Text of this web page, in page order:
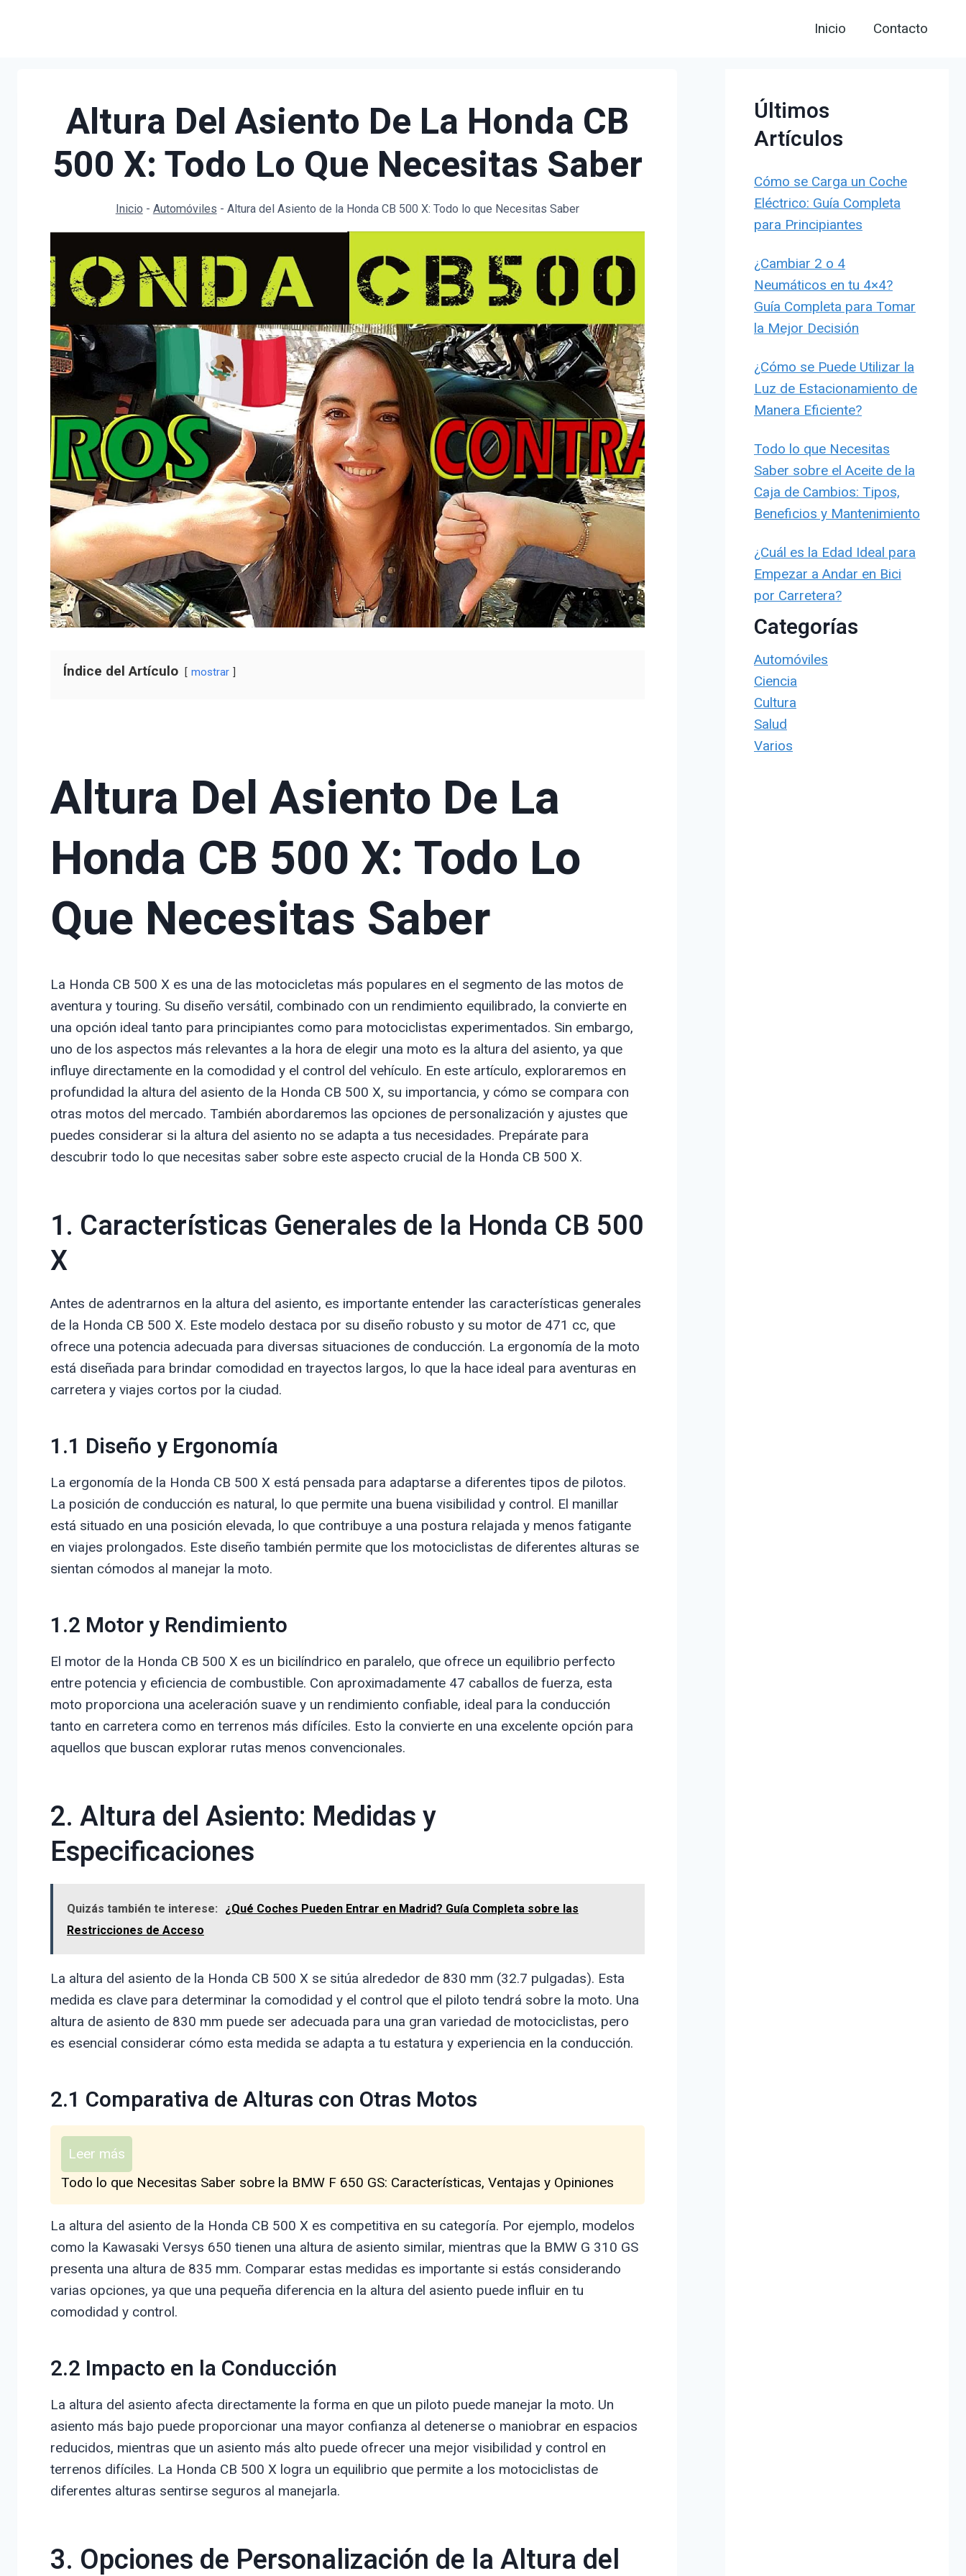
Inicio Contacto
Altura Del Asiento De La Honda CB
500 X: Todo Lo Que Necesitas Saber
Inicio - Automóviles - Altura del Asiento de la Honda CB 500 X: Todo lo que Necesitas Saber
Índice del Artículo mostrar
Altura Del Asiento De La
Honda CB 500 X: Todo Lo
Que Necesitas Saber
La Honda CB 500 X es una de las motocicletas más populares en el segmento de las motos de
aventura y touring. Su diseño versátil, combinado con un rendimiento equilibrado, la convierte en
una opción ideal tanto para principiantes como para motociclistas experimentados. Sin embargo,
uno de los aspectos más relevantes a la hora de elegir una moto es la altura del asiento, ya que
influye directamente en la comodidad y el control del vehículo. En este artículo, exploraremos en
profundidad la altura del asiento de la Honda CB 500 X, su importancia, y cómo se compara con
otras motos del mercado. También abordaremos las opciones de personalización y ajustes que
puedes considerar si la altura del asiento no se adapta a tus necesidades. Prepárate para
descubrir todo lo que necesitas saber sobre este aspecto crucial de la Honda CB 500 X.
1. Características Generales de la Honda CB 500
X
Antes de adentrarnos en la altura del asiento, es importante entender las características generales
de la Honda CB 500 X. Este modelo destaca por su diseño robusto y su motor de 471 cc, que
ofrece una potencia adecuada para diversas situaciones de conducción. La ergonomía de la moto
está diseñada para brindar comodidad en trayectos largos, lo que la hace ideal para aventuras en
carretera y viajes cortos por la ciudad.
1.1 Diseño y Ergonomía
La ergonomía de la Honda CB 500 X está pensada para adaptarse a diferentes tipos de pilotos.
La posición de conducción es natural, lo que permite una buena visibilidad y control. El manillar
está situado en una posición elevada, lo que contribuye a una postura relajada y menos fatigante
en viajes prolongados. Este diseño también permite que los motociclistas de diferentes alturas se
sientan cómodos al manejar la moto.
1.2 Motor y Rendimiento
El motor de la Honda CB 500 X es un bicilíndrico en paralelo, que ofrece un equilibrio perfecto
entre potencia y eficiencia de combustible. Con aproximadamente 47 caballos de fuerza, esta
moto proporciona una aceleración suave y un rendimiento confiable, ideal para la conducción
tanto en carretera como en terrenos más difíciles. Esto la convierte en una excelente opción para
aquellos que buscan explorar rutas menos convencionales.
2. Altura del Asiento: Medidas y
Especificaciones
Quizás también te interese:
¿Qué Coches Pueden Entrar en Madrid? Guía Completa sobre las
Restricciones de Acceso
La altura del asiento de la Honda CB 500 X se sitúa alrededor de 830 mm (32.7 pulgadas). Esta
medida es clave para determinar la comodidad y el control que el piloto tendrá sobre la moto. Una
altura de asiento de 830 mm puede ser adecuada para una gran variedad de motociclistas, pero
es esencial considerar cómo esta medida se adapta a tu estatura y experiencia en la conducción.
2.1 Comparativa de Alturas con Otras Motos
Leer más
Todo lo que Necesitas Saber sobre la BMW F 650 GS: Características, Ventajas y Opiniones
La altura del asiento de la Honda CB 500 X es competitiva en su categoría. Por ejemplo, modelos
como la Kawasaki Versys 650 tienen una altura de asiento similar, mientras que la BMW G 310 GS
presenta una altura de 835 mm. Comparar estas medidas es importante si estás considerando
varias opciones, ya que una pequeña diferencia en la altura del asiento puede influir en tu
comodidad y control.
2.2 Impacto en la Conducción
La altura del asiento afecta directamente la forma en que un piloto puede manejar la moto. Un
asiento más bajo puede proporcionar una mayor confianza al detenerse o maniobrar en espacios
reducidos, mientras que un asiento más alto puede ofrecer una mejor visibilidad y control en
terrenos difíciles. La Honda CB 500 X logra un equilibrio que permite a los motociclistas de
diferentes alturas sentirse seguros al manejarla.
3. Opciones de Personalización de la Altura del
Últimos
Artículos
Cómo se Carga un Coche
Eléctrico: Guía Completa
para Principiantes
¿Cambiar 2 o 4
Neumáticos en tu 4×4?
Guía Completa para Tomar
la Mejor Decisión
¿Cómo se Puede Utilizar la
Luz de Estacionamiento de
Manera Eficiente?
Todo lo que Necesitas
Saber sobre el Aceite de la
Caja de Cambios: Tipos,
Beneficios y Mantenimiento
¿Cuál es la Edad Ideal para
Empezar a Andar en Bici
por Carretera?
Categorías
Automóviles
Ciencia
Cultura
Salud
Varios